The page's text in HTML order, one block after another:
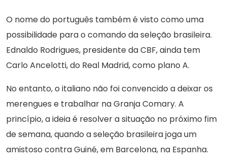
O nome do português também é visto como uma
possibilidade para o comando da seleção brasileira.
Ednaldo Rodrigues, presidente da CBF, ainda tem
Carlo Ancelotti, do Real Madrid, como plano A.
No entanto, o italiano não foi convencido a deixar os
merengues e trabalhar na Granja Comary. A
princípio, a ideia é resolver a situação no próximo fim
de semana, quando a seleção brasileira joga um
amistoso contra Guiné, em Barcelona, na Espanha.